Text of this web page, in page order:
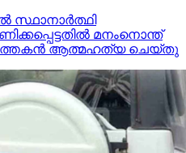
സ്ഥാനാര്‍ത്ഥി
മനംനൊന്ത്
ആത്മഹത്യ ചെയ്തു